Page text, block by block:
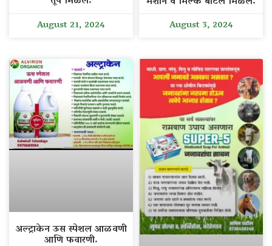
August 21, 2024 August 3, 2024
अल्ट्राकेन ऊस स्पेशल आळवणी
आणि फवारणी.